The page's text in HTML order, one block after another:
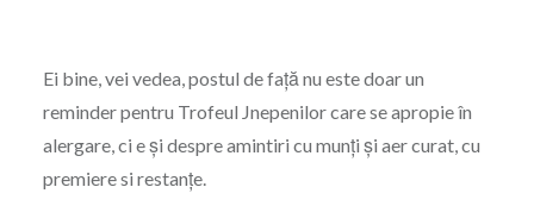
Ei bine, vei vedea, postul de față nu este doar un
reminder pentru Trofeul Jnepenilor care se apropie în
alergare, ci e și despre amintiri cu munți și aer curat, cu
premiere si restanțe.